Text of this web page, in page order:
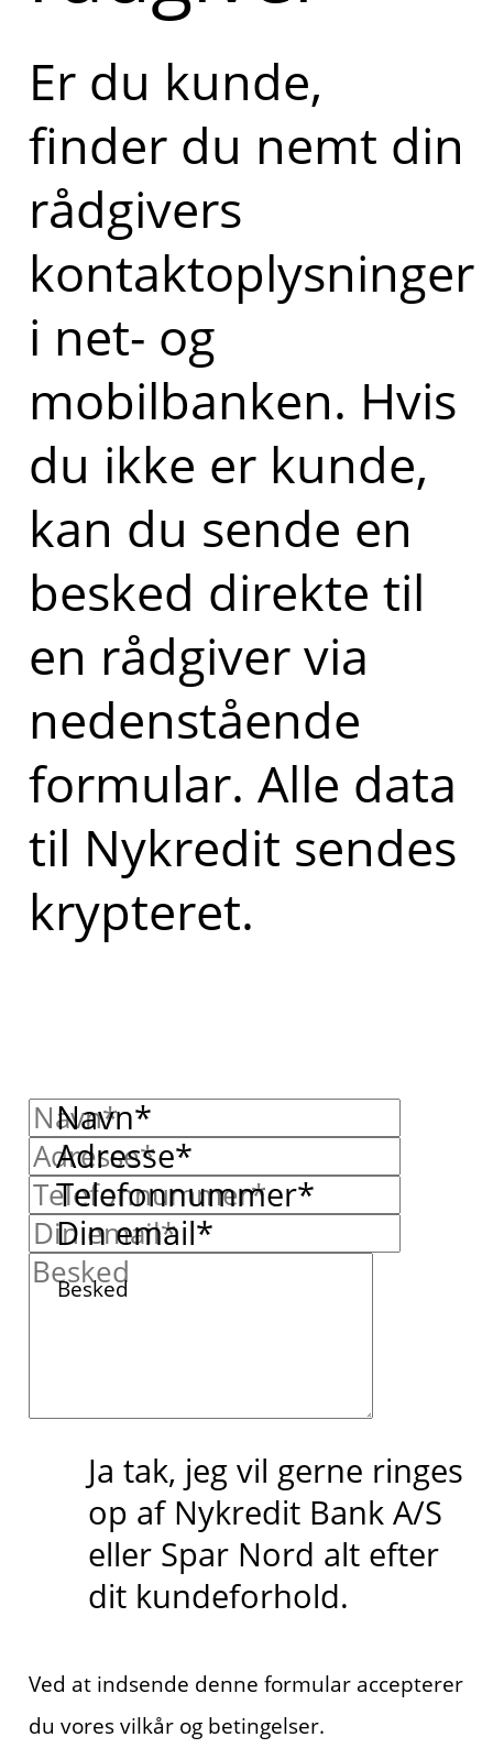
Er du kunde,
finder du nemt din
rådgivers
kontaktoplysninger
i net- og
mobilbanken. Hvis
du ikke er kunde,
kan du sende en
besked direkte til
en rådgiver via
nedenstående
formular. Alle data
til Nykredit sendes
krypteret.
Navn*
Adresse*
Telefonnummer*
Din email*
Besked
Ja tak, jeg vil gerne ringes
op af Nykredit Bank A/S
eller Spar Nord alt efter
dit kundeforhold.
Ved at indsende denne formular accepterer
du vores vilkår og betingelser.